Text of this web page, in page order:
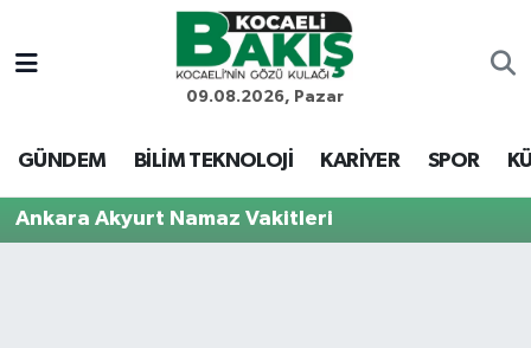
09.08.2026, Pazar
GÜNDEM BİLİM TEKNOLOJİ KARİYER SPOR
Ankara Akyurt Namaz Vakitleri
Kocaeli Nöbetçi Eczaneler
Kocaeli Hava Durumu
Kocaeli Trafik Yoğunluk Haritası